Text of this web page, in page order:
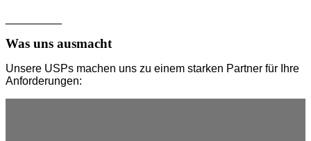
Was uns ausmacht
Unsere USPs machen uns zu einem starken Partner für Ihre
Anforderungen: